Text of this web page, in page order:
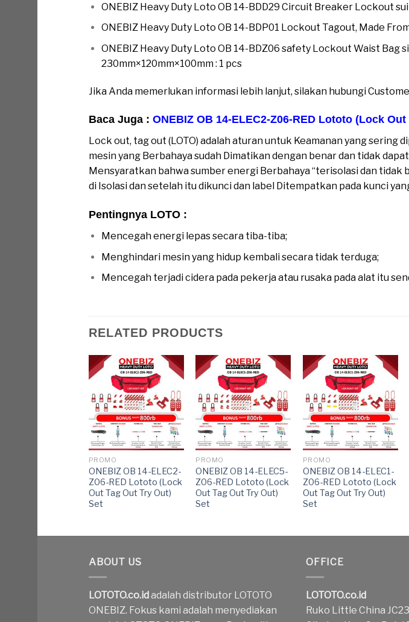
ONEBIZ Heavy Duty Loto OB 14-BDD29 Circuit Breaker Lockout
ONEBIZ Heavy Duty Loto OB 14-BDP01 Lockout Tagout, Made
ONEBIZ Heavy Duty Loto OB 14-BDZ06 safety Lockout Waist Bag
230mm×120mm×100mm : 1 pcs
Jika Anda memerlukan informasi lebih lanjut, silakan hubungi
Baca Juga : ONEBIZ OB 14-ELEC2-Z06-RED Lototo (Lock
Lock out, tag out (LOTO) adalah aturan untuk Keamanan yang
mesin yang Berbahaya sudah Dimatikan dengan benar dan tidak
Mensyaratkan bahwa sumber energi Berbahaya “terisolasi dan tidak
di Isolasi dan setelah itu dikunci dan label Ditempatkan pada kunci
Pentingnya LOTO :
Mencegah energi lepas secara tiba-tiba;
Menghindari mesin yang hidup kembali secara tidak terduga;
Mencegah terjadi cidera pada pekerja atau rusaka pada alat itu
RELATED PRODUCTS
PROMO
ONEBIZ OB 14-ELEC2-
Z06-RED Lototo (Lock
Out Tag Out Try Out)
Set
PROMO
ONEBIZ OB 14-ELEC5-
Z06-RED Lototo (Lock
Out Tag Out Try Out)
Set
PROMO
ONEBIZ OB 14-ELEC1-
Z06-RED Lototo (Lock
Out Tag Out Try Out)
Set
ABOUT US
LOTOTO.co.idadalah distributor LOTOTO
ONEBIZ. Fokus kami adalah menyediakan
OFFICE
LOTOTO.co.id
Ruko Little China